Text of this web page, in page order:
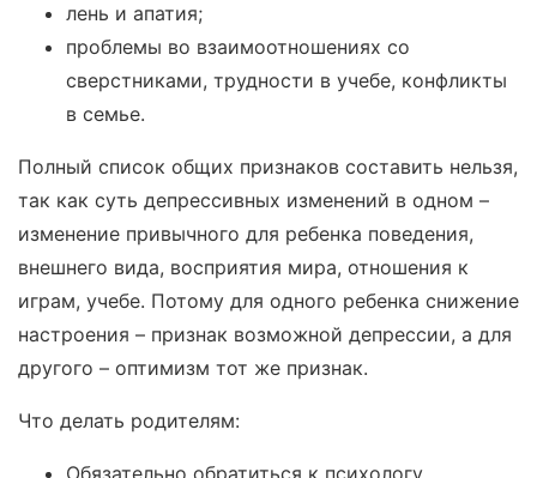
лень и апатия;
проблемы во взаимоотношениях со
сверстниками, трудности в учебе, конфликты
в семье.
Полный список общих признаков составить нельзя,
так как суть депрессивных изменений в одном –
изменение привычного для ребенка поведения,
внешнего вида, восприятия мира, отношения к
играм, учебе. Потому для одного ребенка снижение
настроения – признак возможной депрессии, а для
другого – оптимизм тот же признак.
Что делать родителям: